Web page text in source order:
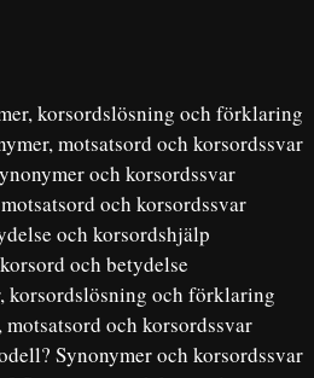
korsordslösning och förklaring
motsatsord och korsordssvar
och korsordssvar
och korsordssvar
och korsordshjälp
och betydelse
korsordslösning och förklaring
och korsordssvar
Synonymer och korsordssvar